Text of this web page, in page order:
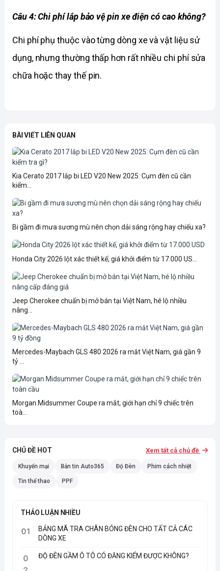
Câu 4: Chi phí lắp bảo vệ pin xe điện có cao không?
Chi phí phụ thuộc vào từng dòng xe và vật liệu sử
dụng, nhưng thường thấp hơn rất nhiều chi phí sửa
chữa hoặc thay thế pin.
BÀI VIẾT LIÊN QUAN
Kia Cerato 2017 lắp bi LED V20 New 2025: Cụm đèn cũ cần
kiểm...
Bi gầm đi mưa sương mù nên chọn dải sáng rộng hay chiếu xa?
Honda City 2026 lột xác thiết kế, giá khởi điểm từ 17.000 US...
Jeep Cherokee chuẩn bị mở bán tại Việt Nam, hé lộ nhiều
nâng...
Mercedes-Maybach GLS 480 2026 ra mắt Việt Nam, giá gần 9
tỷ ...
Morgan Midsummer Coupe ra mắt, giới hạn chỉ 9 chiếc trên
toà...
CHỦ ĐỀ HOT Xem tất cả chủ đề
Khuyến mại Bản tin Auto365 Độ Đèn Phim cách nhiệt
Tin thể thao PPF
THẢO LUẬN NHIỀU
01
BẢNG MÃ TRA CHÂN BÓNG ĐÈN CHO TẤT CẢ CÁC
DÒNG XE
0
ĐỘ ĐÈN GẦM Ô TÔ CÓ ĐĂNG KIỂM ĐƯỢC KHÔNG?